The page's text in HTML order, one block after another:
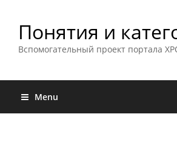
Понятия и
Вспомогательный проект портала
Menu